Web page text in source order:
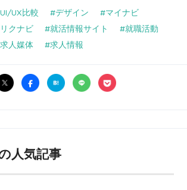
UI/UX比較 デザイン
マイナビ
リクナビ
就活情報サイト
就職活動
求人媒体
求人情報
人気記事